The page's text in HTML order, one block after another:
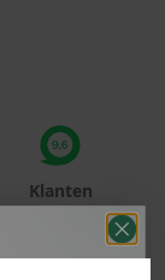
Klanten
beoordelen ons
met een 9,6!